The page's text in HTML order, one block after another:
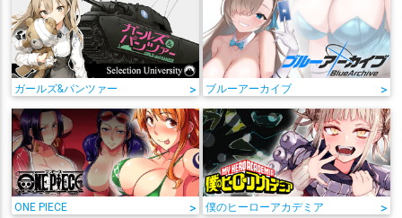
ガールズ&パンツァー > ブルーアーカイブ >
ONE PIECE > 僕のヒーローアカデミア >